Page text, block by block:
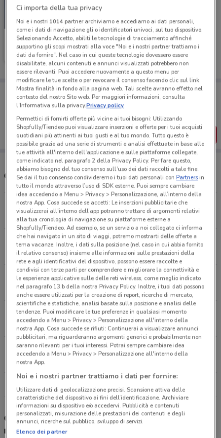
SCADE OGGI
Unieuro
Scade oggi 585 m
Porta DoveConviene sempre con te!
Puoi trovare le migliori offerte dei negozi vicino a te,
salvarle e creare la tua lista del risparmio, comodamente
dal tuo cellulare.
SCARICA L’APP
Orari e Indirizzi Unieuro
Piazza Della Vittoria, 146-150 Genova
584 m
APERTO
Piazzale Marassi, 3/12R Genova
1.6 km
APERTO
Via Bianchi, 84 Genova
4.9 km
APERTO
Piazza Mazzini, 5 Santa Margherita Ligure
22.7 km
APERTO
Cso Matteotti, 68 Rapallo
23.7 km
Gli sconti del nuovo volantino Unieuro e i
negozi
Ci importa della tua privacy
Noi e i nostri 1014partner archiviamo e accediamo ai dati personali,
come i dati di navigazione gli o identificatori univoci, sul tuo dispositivo.
Selezionando Accetto, abiliti le tecnologie di tracciamento affinché
supportino gli scopi mostrati alla voce "Noi e i nostri partner trattiamo i
dati da fornire". Nel caso in cui queste tecnologie dovessero essere
disabilitate, alcuni contenuti e annunci visualizzati potrebbero non
essere rilevanti. Puoi accedere nuovamente a questo menu per
modificare le tue scelte o per revocare il consenso facendo clic sul link
Mostra finalità in fondo alla pagina web. Tali scelte avranno effetto nel
contesto del nostro Sito web. Per maggiori informazioni, consulta
l'Informativa sulla privacy.Privacy policy
Permettici di fornirti offerte più vicine ai tuoi bisogni: Utilizzando
Shopfully/Tiendeo puoi visualizzare inserzioni e offerte per i tuoi acquisti
quotidiani più attinenti ai tuoi gusti e al tuo mondo. Tutto questo è
possibile grazie ad una serie di strumenti e analisi effettuate in base alle
tue attività all'interno dell'applicazione e sulle piattaforme collegate,
come indicato nel paragrafo 2 della Privacy Policy. Per fare questo,
abbiamo bisogno del tuo consenso sull'uso dei dati raccolti a tale fine.
Se dai il tuo consenso condivideremo i tuoi dati personali conPartnersin
tutto il mondo attraverso l’uso di SDK esterne. Puoi sempre cambiare
idea accedendo a Menu > Privacy > Personalizzazione, all’interno della
nostra App. Cosa succede se accetti: Le inserzioni pubblicitarie che
visualizzerai all'interno dell’app potranno trattare di argomenti relativi
alla tua cronologia di navigazione su piattaforme esterne a
Shopfully/Tiendeo. Ad esempio, se un servizio a noi collegato ci informa
che hai navigato in un sito di viaggi, potremo mostrarti delle offerte a
tema vacanze. Inoltre, i dati sulla posizione (nel caso in cui abbia fornito
il relativo consenso) insieme alle informazioni sulle prestazioni della
rete e agli identificativi del dispositivo, possono essere raccolte e
condivisi con terze parti per comprendere e migliorare la connettività e
le esperienze applicative sulle delle reti wireless, come meglio indicato
nel paragrafo 13.b della nostra Privacy Policy. Inoltre, i tuoi dati possono
anche essere utilizzati per la creazione di report, ricerche di mercato,
scientifiche e statistiche, analisi basate sulla posizione e analisi delle
tendenze. Puoi modificare le tue preferenze in qualsiasi momento
accedendo a Menu > Privacy > Personalizzazione all'interno della
nostra App. Cosa succede se rifiuti: Continuerai a visualizzare annunci
pubblicitari, ma riguarderanno argomenti generici e probabilmente non
saranno rilevanti per i tuoi interessi. Potrai sempre cambiare idea
accedendo a Menu > Privacy > Personalizzazione all'interno della
nostra App.
Noi e i nostri partner trattiamo i dati per fornire:
Utilizzare dati di geolocalizzazione precisi. Scansione attiva delle
caratteristiche del dispositivo ai fini dell’identificazione. Archiviare
informazioni su dispositivo e/o accedervi. Pubblicità e contenuti
personalizzati, misurazione delle prestazioni dei contenuti e degli
annunci, ricerche sul pubblico, sviluppo di servizi.
Elenco dei partner